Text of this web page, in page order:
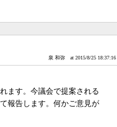
泉 和弥 at 2015/8/25 18:37:16
ます。今議会で提案される
報告します。何かご意見が